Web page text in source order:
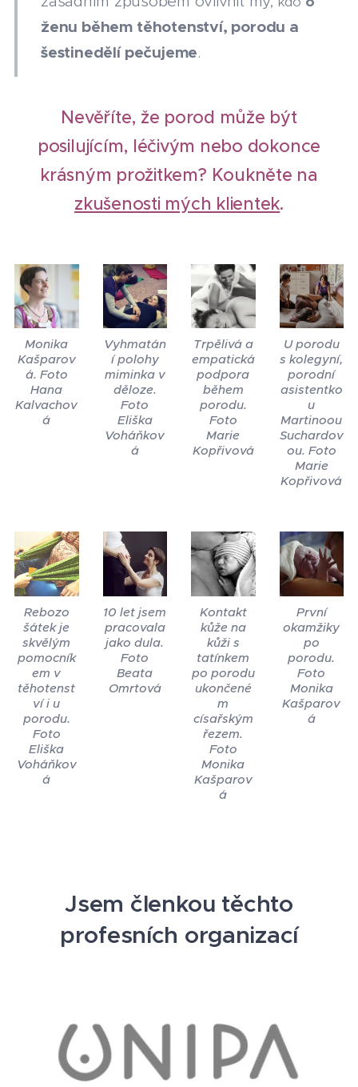
ženu během těhotenství, porodu a
šestinedělí pečujeme.
Nevěříte, že porod může být
posilujícím, léčivým nebo dokonce
krásným prožitkem? Koukněte na
zkušenosti mých klientek.
Monika
Kašparov
á. Foto
Hana
Kalvachov
á
Vyhmatán
í polohy
miminka v
děloze.
Foto
Eliška
Voháňkov
á
Trpělivá a
empatická
podpora
během
porodu.
Foto
Marie
Kopřivová
U porodu
s kolegyní,
porodní
asistentko
u
Martinoou
Suchardov
ou. Foto
Marie
Kopřivová
Rebozo
šátek je
skvělým
pomocník
em v
těhotenst
ví i u
porodu.
Foto
Eliška
Voháňkov
á
10 let jsem
pracovala
jako dula.
Foto
Beata
Omrtová
Kontakt
kůže na
kůži s
tatínkem
po porodu
ukončené
m
císařským
řezem.
Foto
Monika
Kašparov
á
První
okamžiky
po
porodu.
Foto
Monika
Kašparov
á
Jsem členkou těchto
profesních organizací